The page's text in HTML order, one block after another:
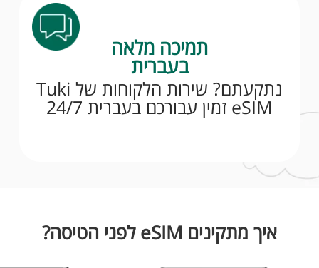
תמיכה מלאה
בעברית
נתקעתם? שירות הלקוחות של Tuki
eSIM זמין עבורכם בעברית 24/7
איך מתקינים eSIM לפני הטיסה?